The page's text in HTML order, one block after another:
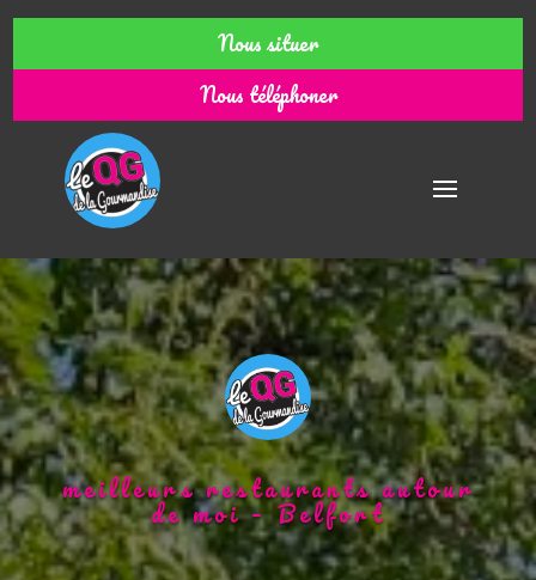
Nous situer
Nous téléphoner
meilleurs restaurants autour
de moi – Belfort